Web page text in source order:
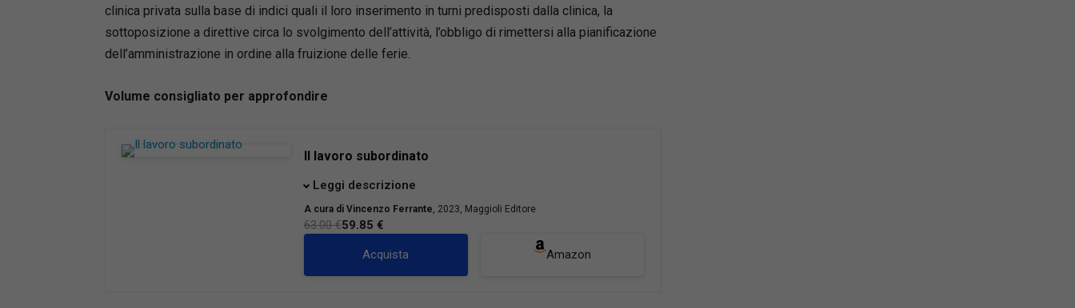
clinica privata sulla base di indici quali il loro inserimento in turni predisposti dalla clinica, la
sottoposizione a direttive circa lo svolgimento dell’attività, l’obbligo di rimettersi alla pianificazione
dell’amministrazione in ordine alla fruizione delle ferie.
Volume consigliato per approfondire
Il lavoro subordinato
Il volume analizza compiutamente l’intera disciplina del
rapporto di lavoro subordinato, così come contenuta nel
codice civile (con la sola eccezione delle regole relative al
licenziamento e alle dimissioni).
L’opera è stata realizzata pensando al direttore del
personale, al consulente del lavoro, all’avvocato e al giudice
Leggi descrizione
A cura di Vincenzo Ferrante , 2023, Maggioli Editore
63.00 €59.85 €
Acquista Amazon